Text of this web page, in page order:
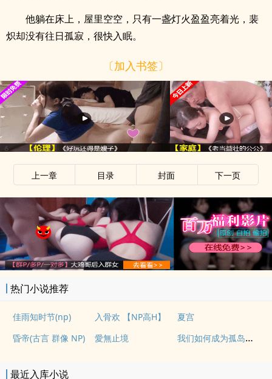
他躺在床上，屋里空空，只有一盏灯火盈盈亮着光，裴
炽却没有往日孤寂，很快入眠。
〔加入书签〕
上一章 目录 封面 下一页
热门小说推荐
佳雨知时节(np) 入骨欢 【NP高H】
夏宫
昏帝(古言 群像 NP)
愛無止境 我们如何成为孤岛（异国，NPH）
最近入库小说